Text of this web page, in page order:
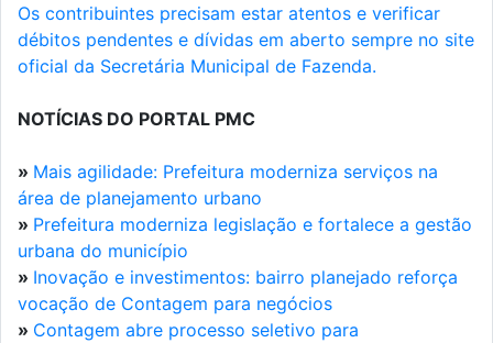
Os contribuintes precisam estar atentos e verificar
débitos pendentes e dívidas em aberto sempre no site
oficial da Secretária Municipal de Fazenda.
NOTÍCIAS DO PORTAL PMC
» Mais agilidade: Prefeitura moderniza serviços na
área de planejamento urbano
» Prefeitura moderniza legislação e fortalece a gestão
urbana do município
» Inovação e investimentos: bairro planejado reforça
vocação de Contagem para negócios
» Contagem abre processo seletivo para